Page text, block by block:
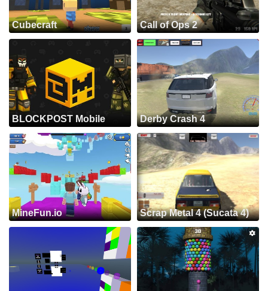
Cubecraft Call of Ops 2
BLOCKPOST Mobile Derby Crash 4
MineFun.io Scrap Metal 4 (Sucata 4)